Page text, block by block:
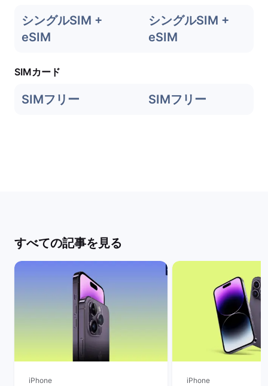
シングルSIM +
eSIM
シングルSIM +
eSIM
SIMカード
SIMフリー SIMフリー
すべての記事を見る
iPhone iPhone